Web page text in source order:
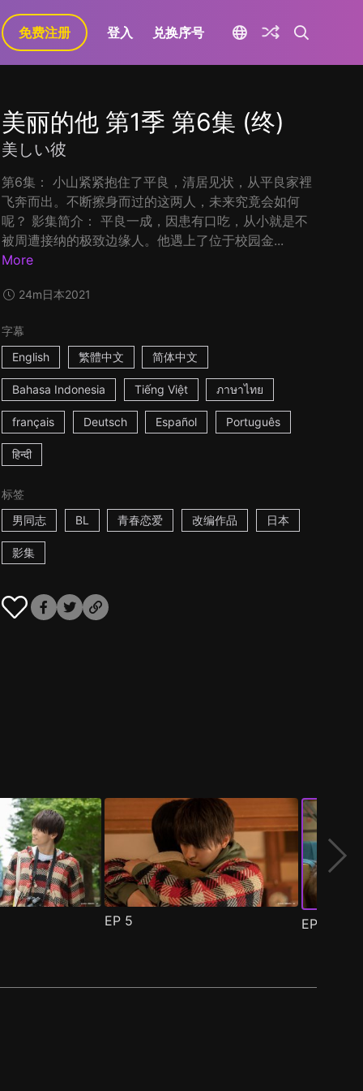
免费注册 登入 兑换序号
美丽的他 第1季 第6集 (终)
美しい彼
第6集： 小山紧紧抱住了平良，清居见状，从平良家裡
飞奔而出。不断擦身而过的这两人，未来究竟会如何
呢？ 影集简介： 平良一成，因患有口吃，从小就是不
被周遭接纳的极致边缘人。他遇上了位于校园金...
More
24m日本2021
字幕
English
繁體中文 简体中文
Bahasa Indonesia Tiếng Việt ภาษาไทย
français Deutsch Español Português
हिन्दी
标签
男同志
BL 青春恋爱 改编作品 日本
影集
EP 5 EP